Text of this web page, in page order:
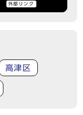
外部リンク
高津区